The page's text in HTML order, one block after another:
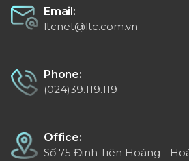
Email:
ltcnet@ltc.com.vn
Phone:
(024)39.119.119
Office:
Số 75 Đinh Tiên Hoàng -